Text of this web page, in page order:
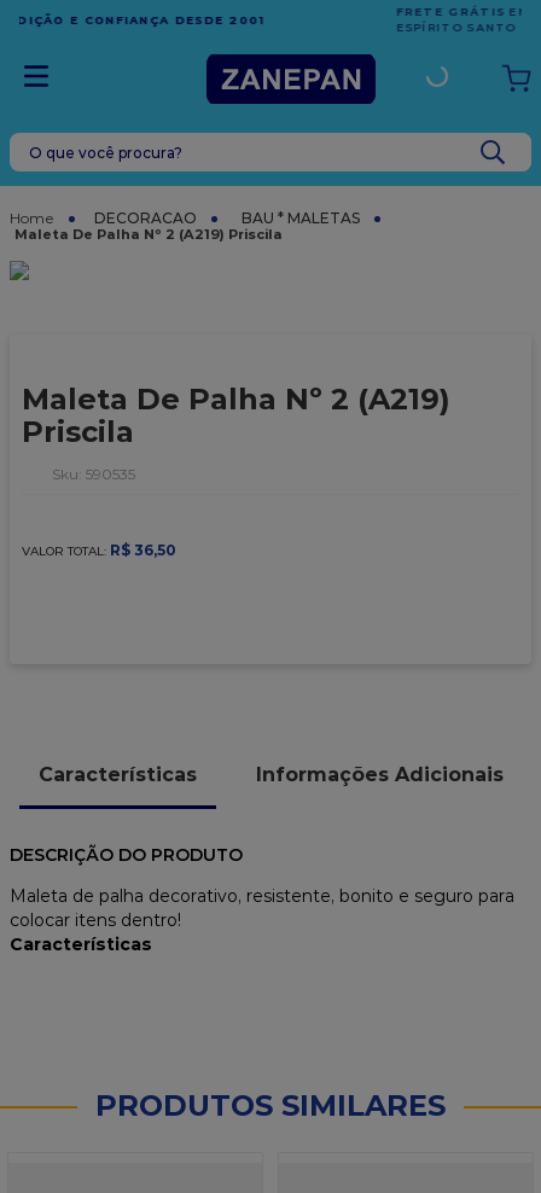
EM COMPRAS ACIMA DE R$1.000,00 PARA O
ESPÍRITO SANTO
O que você procura?
DECORACAO BAU * MALETAS
Maleta De Palha Nº 2 (A219) Priscila
Maleta De Palha Nº 2 (A219)
Priscila
: 590535
VALOR TOTAL: R$ 36,50
Características Informações Adicionais
DESCRIÇÃO DO PRODUTO
Maleta de palha decorativo, resistente, bonito e seguro para
colocar itens dentro!
Características
PRODUTOS SIMILARES
TERMOS MAIS BUSCADOS
caixa
6
sacola
9 º
caixa kraft